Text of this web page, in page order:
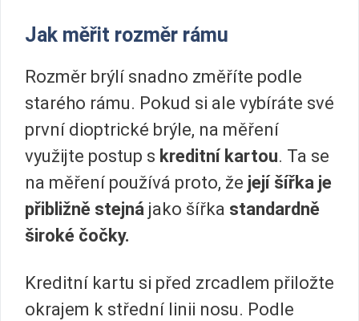
Jak měřit rozměr rámu
Rozměr brýlí snadno změříte podle
starého rámu. Pokud si ale vybíráte své
první dioptrické brýle, na měření
využijte postup s kreditní kartou. Ta se
na měření používá proto, že její šířka je
přibližně stejná jako šířka standardně
široké čočky.
Kreditní kartu si před zrcadlem přiložte
okrajem k střední linii nosu. Podle